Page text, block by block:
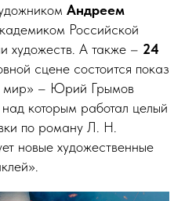
Андреем
Российской
художеств. А также – 24
сцене состоится показ
мир» – Юрий Грымов
которым работал целый
по роману Л. Н.
новые художественные